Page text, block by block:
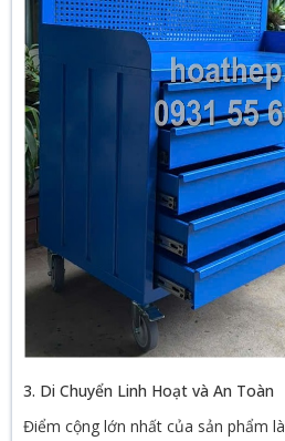
3. Di Chuyển Linh Hoạt và An Toàn
Điểm cộng lớn nhất của sản phẩm là